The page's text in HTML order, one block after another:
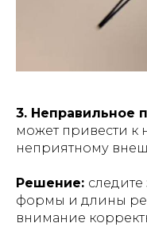
3. Неправильное
может привести
неприятному
Решение:
формы и длины
внимание